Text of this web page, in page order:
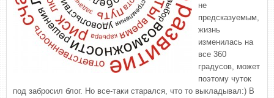
не
предсказуемым,
жизнь
изменилась на
все 360
градусов, может
поэтому чуток
под забросил блог. Но все-таки старался, что то выкладывал:) В